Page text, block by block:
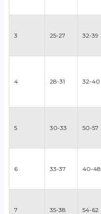
3 25-27 32-39
4 28-31 32-40
5 30-33 50-57
6 33-37 40-48
7 35-38 54-62